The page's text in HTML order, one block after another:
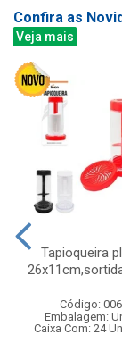
Confira as
Veja mais
Tapioqueira
Código:
Embalagem:
Caixa Com: 24